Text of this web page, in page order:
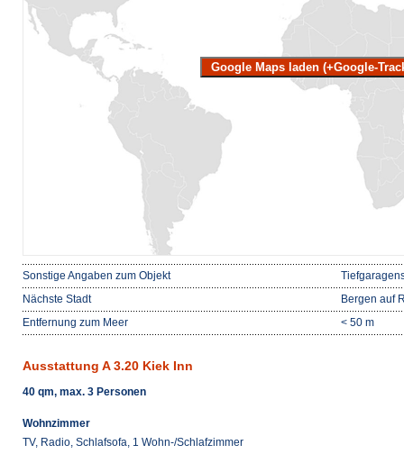
Google Maps laden (+Google-
Sonstige Angaben zum Objekt
Nächste Stadt
Bergen auf
Entfernung zum Meer
< 50 m
Ausstattung A 3.20 Kiek Inn
40 qm, max. 3 Personen
Wohnzimmer
TV, Radio, Schlafsofa, 1 Wohn-/Schlafzimmer